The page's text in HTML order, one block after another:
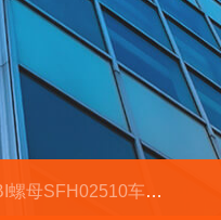
车削加工中心LT2000EX轴承